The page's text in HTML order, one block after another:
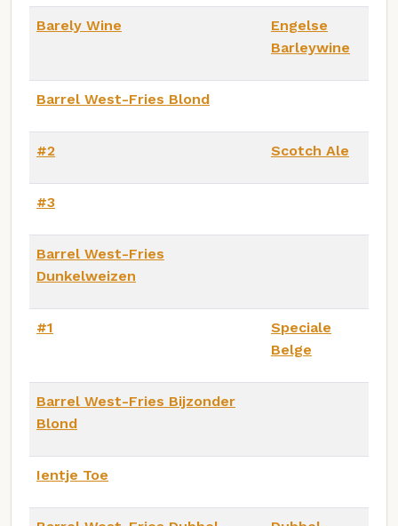
Barely Wine
Engelse
Barleywine
Barrel West-Fries Blond
#2 Scotch Ale
#3
Barrel West-Fries
Dunkelweizen
#1
Speciale
Belge
Barrel West-Fries Bijzonder
Blond
Ientje Toe